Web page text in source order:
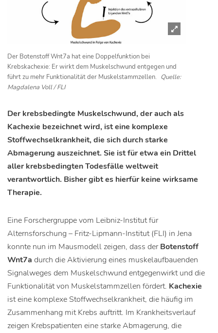
Der Botenstoff Wnt7a hat eine Doppelfunktion bei
Krebskachexie: Er wirkt dem Muskelschwund entgegen und
führt zu mehr Funktionalität der Muskelstammzellen. Quelle:
Magdalena Voll / FLI
Der krebsbedingte Muskelschwund, der auch als
Kachexie bezeichnet wird, ist eine komplexe
Stoffwechselkrankheit, die sich durch starke
Abmagerung auszeichnet. Sie ist für etwa ein Drittel
aller krebsbedingten Todesfälle weltweit
verantwortlich. Bisher gibt es hierfür keine wirksame
Therapie.
Eine Forschergruppe vom Leibniz-Institut für
Alternsforschung – Fritz-Lipmann-Institut (FLI) in Jena
konnte nun im Mausmodell zeigen, dass derBotenstoff
Wnt7a durch die Aktivierung eines muskelaufbauenden
Signalweges dem Muskelschwund entgegenwirkt und die
Funktionalität von Muskelstammzellen fördert. Kachexie
ist eine komplexe Stoffwechselkrankheit, die häufig im
Zusammenhang mit Krebs auftritt. Im Krankheitsverlauf
zeigen Krebspatienten eine starke Abmagerung, die